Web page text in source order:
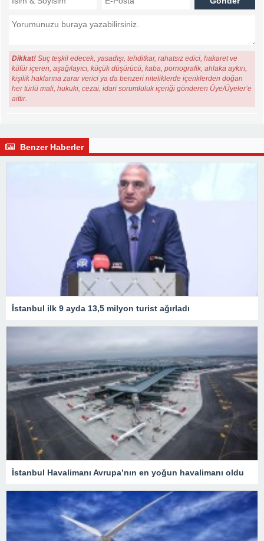
Dikkat! Suç teşkil edecek, yasadışı, tehditkar, rahatsız edici, hakaret ve
küfür içeren, aşağılayıcı, küçük düşürücü, kaba, pornografik, ahlaka aykırı,
kişilik haklarına zarar verici ya da benzeri niteliklerde içeriklerden doğan
her türlü mali, hukuki, cezai, idari sorumluluk içeriği gönderen Üye/Üyeler’e
aittir.
Benzer Haberler
İstanbul ilk 9 ayda 13,5 milyon turist ağırladı
İstanbul Havalimanı Avrupa’nın en yoğun havalimanı oldu